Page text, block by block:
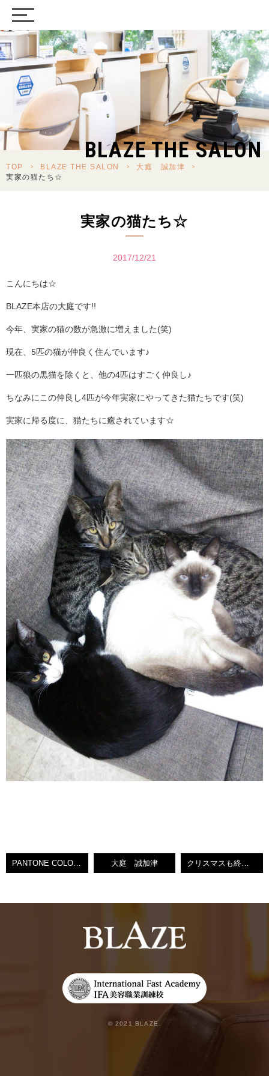
BLAZE THE SALON
TOP > BLAZE THE SALON > 大庭 誠加津
>
実家の猫たち☆
実家の猫たち☆
2017/12/21
こんにちは☆
BLAZE本店の大庭です!!
今年、実家の猫の数が急激に増えました(笑)
現在、5匹の猫が仲良く住んでいます♪
一匹狼の黒猫を除くと、他の4匹はすごく仲良し♪
ちなみにこの仲良し4匹が今年実家にやってきた猫たちです(笑)
実家に帰る度に、猫たちに癒されています☆
PANTONE COLOR OF THE YEAR 2018☆ 大庭 誠加津 クリスマスも終わり・・・。
© 2021 BLAZE.